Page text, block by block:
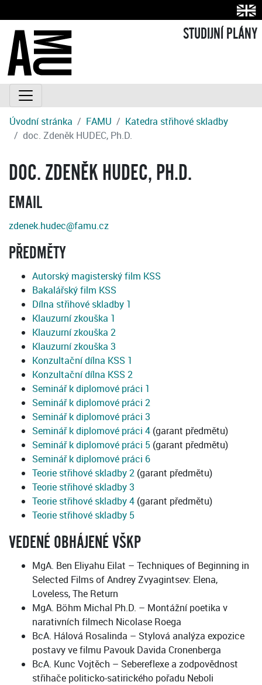
STUDIJNÍ PLÁNY
Úvodní stránka FAMU
Katedra střihové skladby
doc. Zdeněk HUDEC, Ph.D.
DOC. ZDENĚK HUDEC, PH.D.
EMAIL
zdenek.hudec@famu.cz
PŘEDMĚTY
Autorský magisterský film KSS
Bakalářský film KSS
Dílna střihové skladby 1
Klauzurní zkouška 1
Klauzurní zkouška 2
Klauzurní zkouška 3
Konzultační dílna KSS 1
Konzultační dílna KSS 2
Seminář k diplomové práci 1
Seminář k diplomové práci 2
Seminář k diplomové práci 3
Seminář k diplomové práci 4 (garant předmětu)
Seminář k diplomové práci 5 (garant předmětu)
Seminář k diplomové práci 6
Teorie střihové skladby 2 (garant předmětu)
Teorie střihové skladby 3
Teorie střihové skladby 4 (garant předmětu)
Teorie střihové skladby 5
VEDENÉ OBHÁJENÉ VŠKP
MgA. Ben Eliyahu Eilat – Techniques of Beginning in
Selected Films of Andrey Zvyagintsev: Elena,
Loveless, The Return
MgA. Böhm Michal Ph.D. – Montážní poetika v
narativních filmech Nicolase Roega
BcA. Hálová Rosalinda – Stylová analýza expozice
postavy ve filmu Pavouk Davida Cronenberga
BcA. Kunc Vojtěch – Sebereflexe a zodpovědnost
střihače politicko-satirického pořadu Neboli